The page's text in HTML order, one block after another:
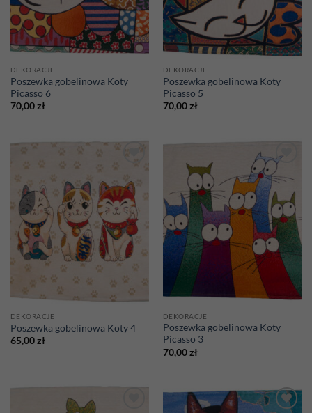
DEKORACJE
Poszewka gobelinowa Koty
Picasso 6
70,00zł
DEKORACJE
Poszewka gobelinowa Koty
Picasso 5
70,00zł
wishlist
DEKORACJE
Poszewka gobelinowa Koty 4
65,00zł
Add to
wishlist
DEKORACJE
Poszewka gobelinowa Koty
Picasso 3
70,00zł